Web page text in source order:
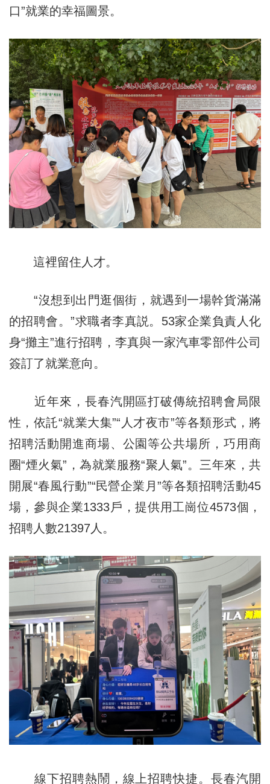
口”就業的幸福圖景。
這裡留住人才。
“沒想到出門逛個街，就遇到一場幹貨滿滿
的招聘會。”求職者李真説。53家企業負責人化
身“攤主”進行招聘，李真與一家汽車零部件公司
簽訂了就業意向。
近年來，長春汽開區打破傳統招聘會局限
性，依託“就業大集”“人才夜市”等各類形式，將
招聘活動開進商場、公園等公共場所，巧用商
圈“煙火氣”，為就業服務“聚人氣”。三年來，共
開展“春風行動”“民營企業月”等各類招聘活動45
場，參與企業1333戶，提供用工崗位4573個，
招聘人數21397人。
線下招聘熱鬧，線上招聘快捷。長春汽開